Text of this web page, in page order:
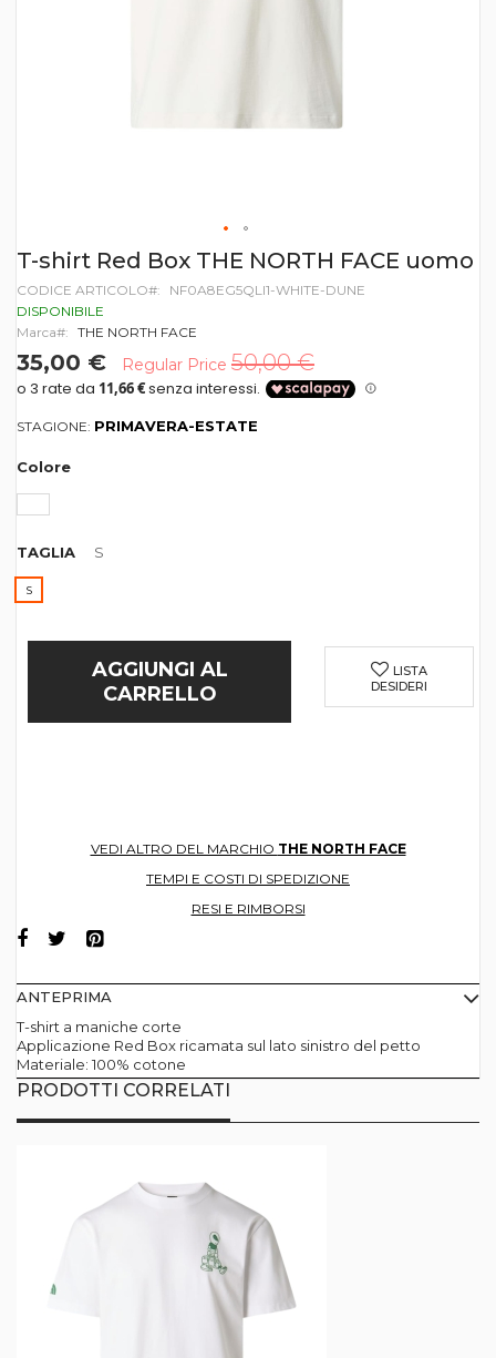
Vai
all'inizio
della
galleria
di
T-shirt Red Box THE NORTH FACE uomo
CODICE ARTICOLO
NF0A8EG5QLI1-WHITE-DUNE
DISPONIBILE
Marca
THE NORTH FACE
35,00 € Regular Price 50,00 €
STAGIONE: PRIMAVERA-ESTATE
Colore
TAGLIA S
S
AGGIUNGI AL
CARRELLO
LISTA
DESIDERI
VEDI ALTRO DEL MARCHIO THE NORTH FACE
TEMPI E COSTI DI SPEDIZIONE
RESI E RIMBORSI
ANTEPRIMA
T-shirt a maniche corte
Applicazione Red Box ricamata sul lato sinistro del petto
Materiale: 100% cotone
PRODOTTI CORRELATI